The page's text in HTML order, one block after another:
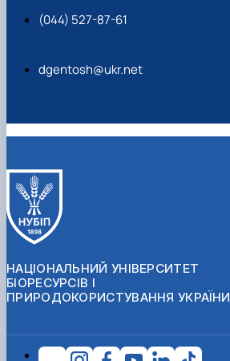
(044) 527-87-61
dgentosh@ukr.net
НАЦІОНАЛЬНИЙ УНІВЕРСИТЕТ
БІОРЕСУРСІВ І
ПРИРОДОКОРИСТУВАННЯ УКРАЇНИ